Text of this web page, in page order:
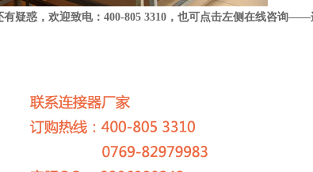
疑惑，欢迎致电： 400-805 3310 ，也可点击左侧在线咨询——